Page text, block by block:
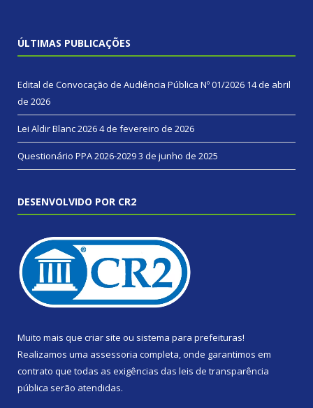
ÚLTIMAS PUBLICAÇÕES
Edital de Convocação de Audiência Pública Nº 01/2026 14 de abril
de 2026
Lei Aldir Blanc 20264 de fevereiro de 2026
Questionário PPA 2026-20293 de junho de 2025
DESENVOLVIDO POR CR2
Muito mais que criar site ou sistema para prefeituras!
Realizamos uma assessoria completa, onde garantimos em
contrato que todas as exigências das leis de transparência
pública serão atendidas.